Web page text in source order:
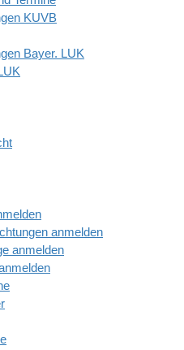
KUVB
Bayer. LUK
anmelden
anmelden